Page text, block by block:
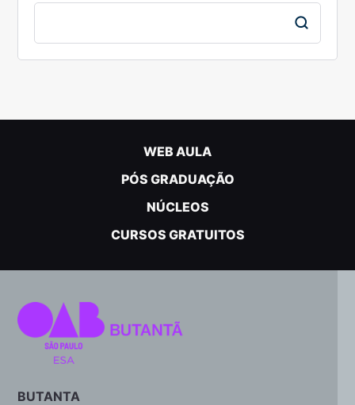
WEB AULA
PÓS GRADUAÇÃO
NÚCLEOS
CURSOS GRATUITOS
BUTANTA